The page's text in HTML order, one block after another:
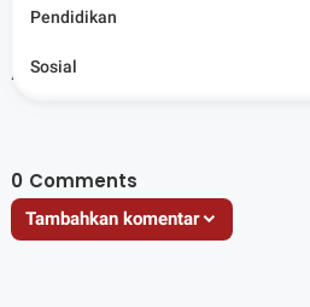
Artikel Terkait
0 Comments
Tambahkan komentar
Pendidikan
Sosial